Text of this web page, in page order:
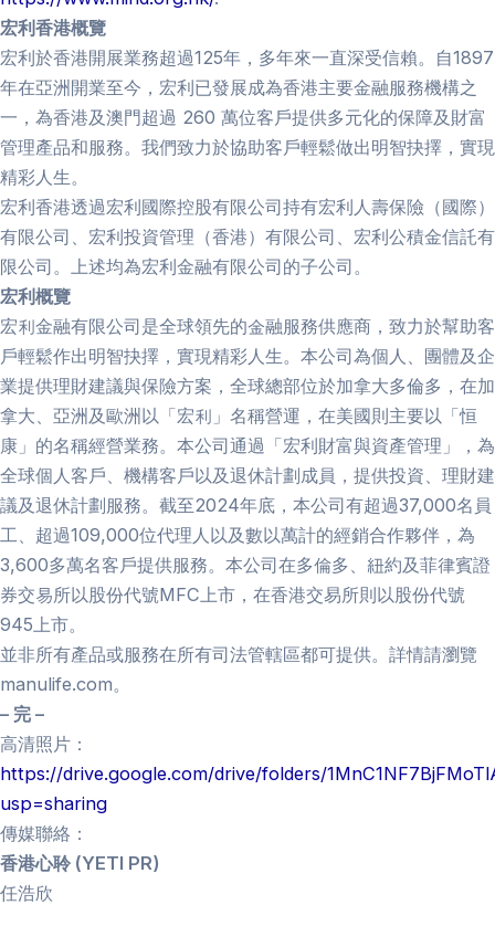
宏利香港概覽
宏利於香港開展業務超過125年，多年來一直深受信賴。自1897
年在亞洲開業至今，宏利已發展成為香港主要金融服務機構之
一，為香港及澳門超過 260 萬位客戶提供多元化的保障及財富
管理產品和服務。我們致力於協助客戶輕鬆做出明智抉擇，實現
精彩人生。
宏利香港透過宏利國際控股有限公司持有宏利人壽保險（國際）
有限公司、宏利投資管理（香港）有限公司、宏利公積金信託有
限公司。上述均為宏利金融有限公司的子公司。
宏利概覽
宏利金融有限公司是全球領先的金融服務供應商，致力於幫助客
戶輕鬆作出明智抉擇，實現精彩人生。本公司為個人、團體及企
業提供理財建議與保險方案，全球總部位於加拿大多倫多，在加
拿大、亞洲及歐洲以「宏利」名稱營運，在美國則主要以「恒
康」的名稱經營業務。本公司通過「宏利財富與資產管理」，為
全球個人客戶、機構客戶以及退休計劃成員，提供投資、理財建
議及退休計劃服務。截至2024年底，本公司有超過37,000名員
工、超過109,000位代理人以及數以萬計的經銷合作夥伴，為
3,600多萬名客戶提供服務。本公司在多倫多、紐約及菲律賓證
券交易所以股份代號MFC上市，在香港交易所則以股份代號
945上市。
並非所有產品或服務在所有司法管轄區都可提供。詳情請瀏覽
manulife.com。
– 完 –
高清照片：
https://drive.google.com/drive/folders/
usp=sharing
傳媒聯絡：
香港心聆 (YETI PR)
任浩欣